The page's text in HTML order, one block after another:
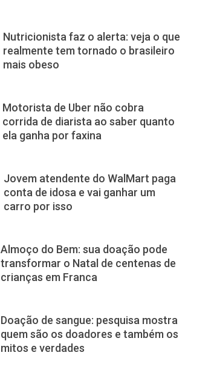
Nutricionista faz o alerta: veja o que
realmente tem tornado o brasileiro
mais obeso
Motorista de Uber não cobra
corrida de diarista ao saber quanto
ela ganha por faxina
Jovem atendente do WalMart paga
conta de idosa e vai ganhar um
carro por isso
Almoço do Bem: sua doação pode
transformar o Natal de centenas de
crianças em Franca
Doação de sangue: pesquisa mostra
quem são os doadores e também os
mitos e verdades